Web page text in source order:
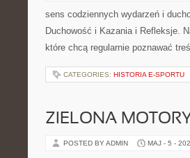
sens codziennych wydarzeń i
Duchowość i Kazania i Refleksje.
które chcą regularnie poznawać
CATEGORIES: HISTORIA E-SPORTU
ZIELONA
POSTED BY ADMIN MAJ - 5 -